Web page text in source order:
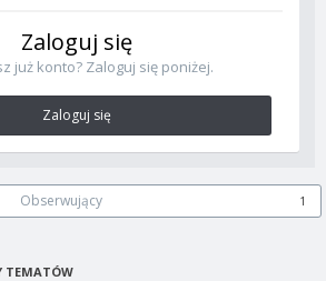
Zaloguj się
już konto? Zaloguj się poniżej.
Zaloguj się
Obserwujący 1
TEMATÓW